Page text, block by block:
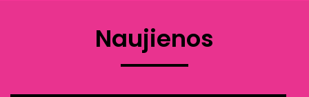
Naujienos